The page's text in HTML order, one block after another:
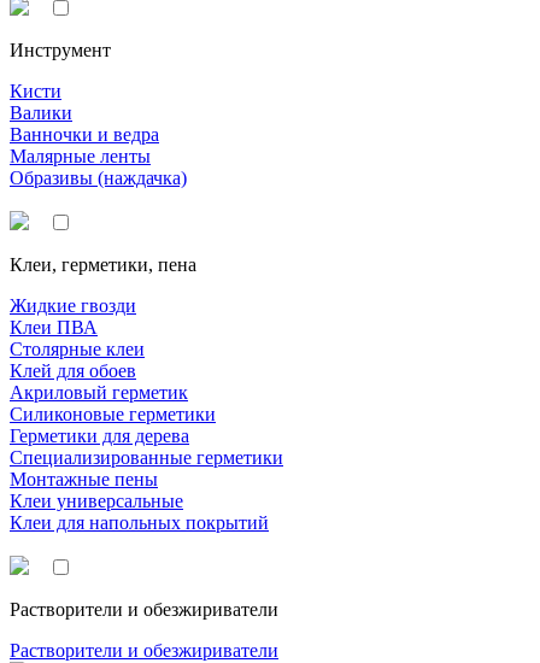
Инструмент
Кисти
Валики
Ванночки и ведра
Малярные ленты
Образивы (наждачка)
Клеи, герметики, пена
Жидкие гвозди
Клеи ПВА
Столярные клеи
Клей для обоев
Акриловый герметик
Силиконовые герметики
Герметики для дерева
Специализированные герметики
Монтажные пены
Клеи универсальные
Клеи для напольных покрытий
Растворители и обезжириватели
Растворители и обезжириватели